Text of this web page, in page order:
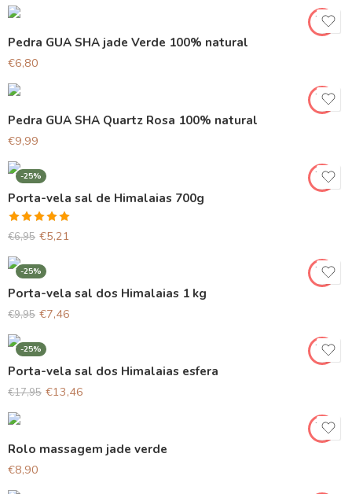
Pedra GUA SHA jade Verde 100% natural
€6,80
Pedra GUA SHA Quartz Rosa 100% natural
€9,99
-25%
Porta-vela sal de Himalaias 700g
Avaliação
5.00
€6,95 €5,21
-25%
Porta-vela sal dos Himalaias 1 kg
€9,95 €7,46
-25%
Porta-vela sal dos Himalaias esfera
€17,95 €13,46
Rolo massagem jade verde
€8,90